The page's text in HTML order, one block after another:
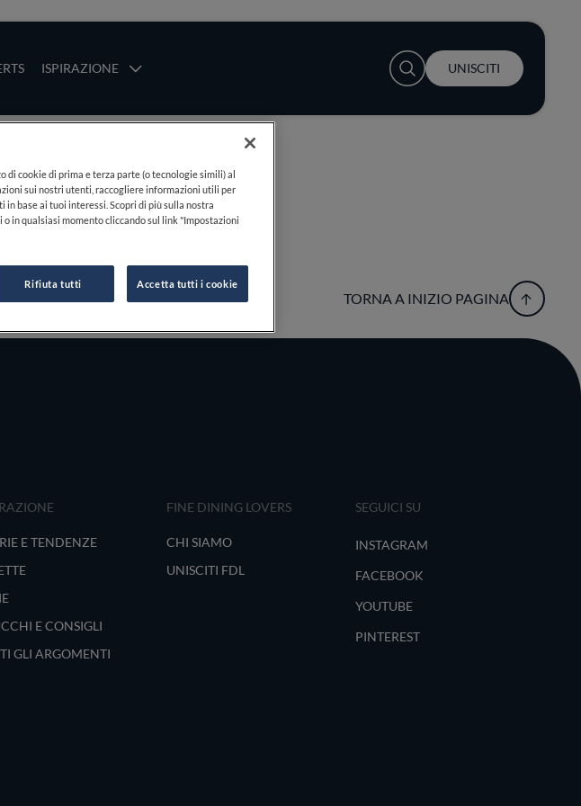
ISPIRAZIONE
User account menu
UNISCITI
TORNA A INIZIO PAGINA
E TENDENZE
E CONSIGLI
GLI ARGOMENTI
FINE DINING LOVERS
CHI SIAMO
UNISCITI FDL
SEGUICI SU
INSTAGRAM
FACEBOOK
YOUTUBE
PINTEREST
cookie di prima e terza parte (o tecnologie simili) al
sui nostri utenti, raccogliere informazioni utili per
base ai tuoi interessi. Scopri di più sulla nostra
in qualsiasi momento cliccando sul link "Impostazioni
Rifiuta tutti Accetta tutti i cookie